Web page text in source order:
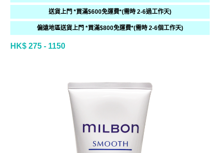
送貨上門 *買滿$600免運費*(需時 2-6過工作天)
偏遠地區送貨上門 *買滿$800免運費*(需時 2-6個工作天)
HK$ 275 - 1150